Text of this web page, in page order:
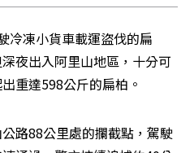
冷凍小貨車載運盜伐的扁
夜出入阿里山地區，十分可
重達598公斤的扁柏。
路88公里處的攔截點，駕駛